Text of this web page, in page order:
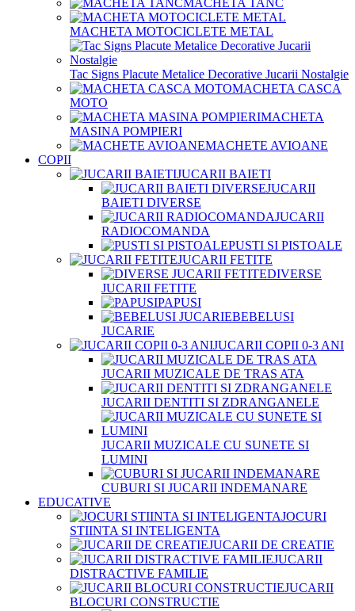
MACHETA TANC
MACHETA MOTOCICLETE METAL
Tac Signs Placute Metalice Decorative Jucarii Nostalgie
MACHETA CASCA
MOTO
MACHETA
MASINA POMPIERI
MACHETE AVIOANE
COPII
JUCARII BAIETI
JUCARII
BAIETI DIVERSE
JUCARII
RADIOCOMANDA
PUSTI SI PISTOALE
JUCARII FETITE
DIVERSE
JUCARII FETITE
PAPUSI
BEBELUSI
JUCARIE
JUCARII COPII 0-3 ANI
JUCARII MUZICALE DE TRAS ATA
JUCARII DENTITI SI ZDRANGANELE
JUCARII MUZICALE CU SUNETE SI
LUMINI
CUBURI SI JUCARII INDEMANARE
EDUCATIVE
JOCURI
STIINTA SI INTELIGENTA
JUCARII DE CREATIE
JUCARII
DISTRACTIVE FAMILIE
JUCARII
BLOCURI CONSTRUCTIE